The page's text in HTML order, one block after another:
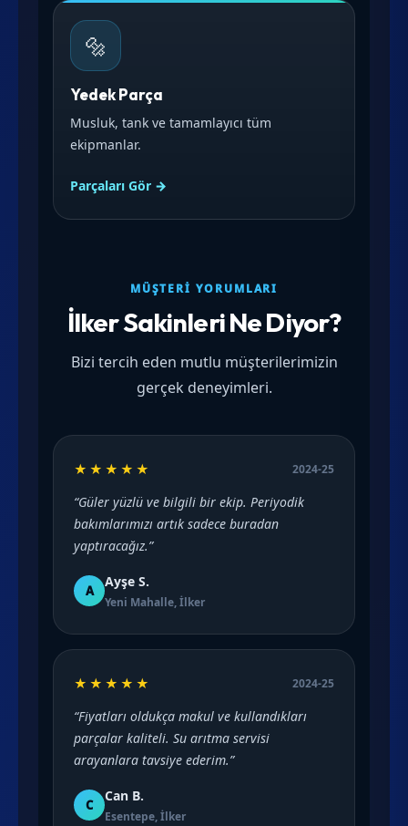
🔩
Yedek Parça
Musluk, tank ve tamamlayıcı tüm
ekipmanlar.
Parçaları Gör →
MÜŞTERI YORUMLARI
İlker Sakinleri Ne Diyor?
Bizi tercih eden mutlu müşterilerimizin
gerçek deneyimleri.
★★★★★ 2024-25
“Güler yüzlü ve bilgili bir ekip. Periyodik
bakımlarımızı artık sadece buradan
yaptıracağız.”
A
Ayşe S.
Yeni Mahalle, İlker
★★★★★ 2024-25
“Fiyatları oldukça makul ve kullandıkları
parçalar kaliteli. Su arıtma servisi
arayanlara tavsiye ederim.”
C
Can B.
Esentepe, İlker